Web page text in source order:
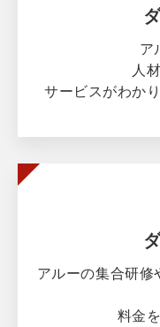
ア
人
サービスがわか
アルーの集合研
料金